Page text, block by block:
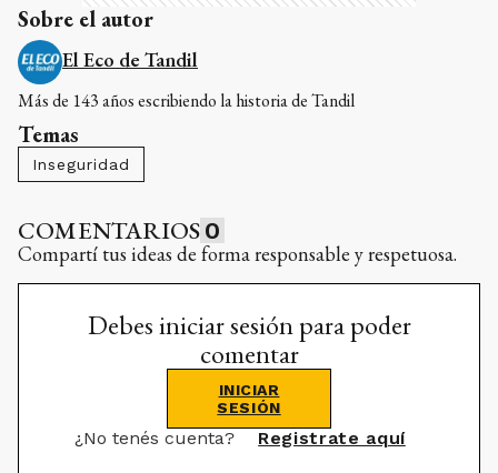
Sobre el autor
El Eco de Tandil
Más de 143 años escribiendo la historia de Tandil
Temas
Inseguridad
COMENTARIOS 0
Compartí tus ideas de forma responsable y respetuosa.
Debes iniciar sesión para poder
comentar
INICIAR
SESIÓN
¿No tenés cuenta? Registrate aquí